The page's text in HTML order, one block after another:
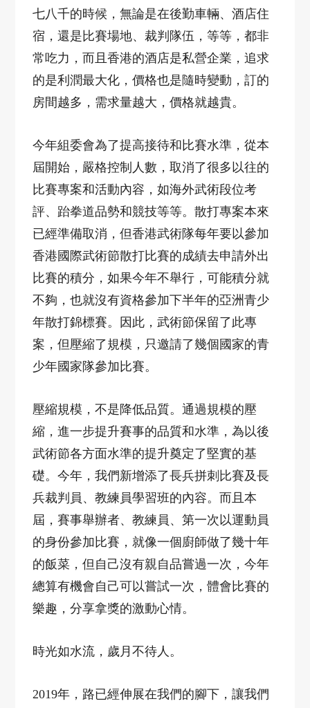
七八千的時候，無論是在後勤車輛、酒店住
宿，還是比賽場地、裁判隊伍，等等，都非
常吃力，而且香港的酒店是私營企業，追求
的是利潤最大化，價格也是隨時變動，訂的
房間越多，需求量越大，價格就越貴。
今年組委會為了提高接待和比賽水準，從本
屆開始，嚴格控制人數，取消了很多以往的
比賽專案和活動內容，如海外武術段位考
評、跆拳道品勢和競技等等。散打專案本來
已經準備取消，但香港武術隊每年要以參加
香港國際武術節散打比賽的成績去申請外出
比賽的積分，如果今年不舉行，可能積分就
不夠，也就沒有資格參加下半年的亞洲青少
年散打錦標賽。因此，武術節保留了此專
案，但壓縮了規模，只邀請了幾個國家的青
少年國家隊參加比賽。
壓縮規模，不是降低品質。通過規模的壓
縮，進一步提升賽事的品質和水準，為以後
武術節各方面水準的提升奠定了堅實的基
礎。今年，我們新增添了長兵拼刺比賽及長
兵裁判員、教練員學習班的內容。而且本
屆，賽事舉辦者、教練員、第一次以運動員
的身份參加比賽，就像一個廚師做了幾十年
的飯菜，但自己沒有親自品嘗過一次，今年
總算有機會自己可以嘗試一次，體會比賽的
樂趣，分享拿獎的激動心情。
時光如水流，歲月不待人。
2019年，路已經伸展在我們的腳下，讓我們